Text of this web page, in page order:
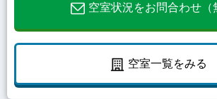
空室状況をお問合わせ（
空室一覧をみる